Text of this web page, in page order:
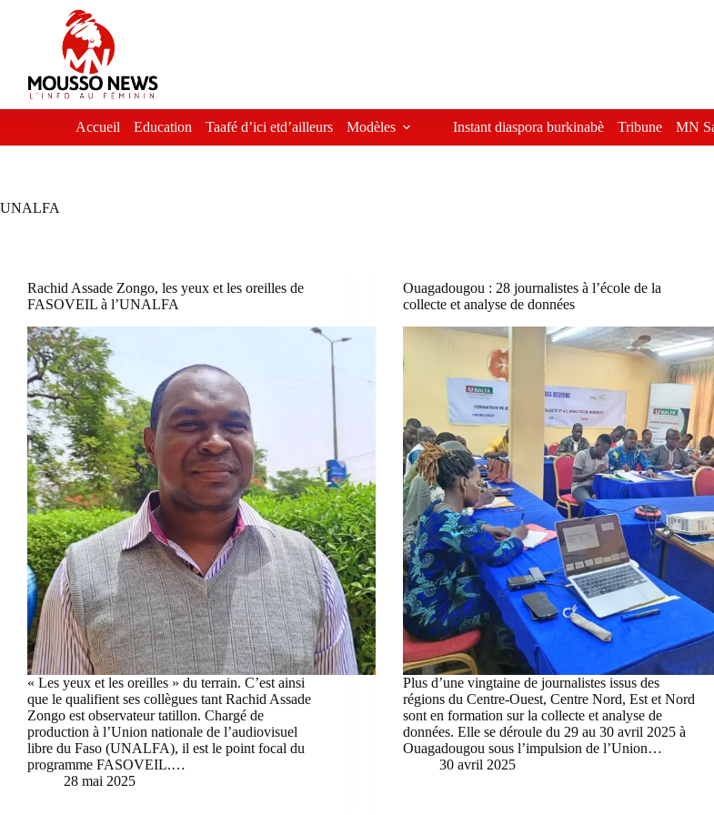
Accueil Education Taafé d’ici etd’ailleurs Modèles Instant diaspora burkinabè Tribune MN
UNALFA
Rachid Assade Zongo, les yeux et les oreilles de
FASOVEIL à l’UNALFA
« Les yeux et les oreilles » du terrain. C’est ainsi
que le qualifient ses collègues tant Rachid Assade
Zongo est observateur tatillon. Chargé de
production à l’Union nationale de l’audiovisuel
libre du Faso (UNALFA), il est le point focal du
programme FASOVEIL.…
28 mai 2025
Ouagadougou : 28 journalistes à l’école de la
collecte et analyse de données
Plus d’une vingtaine de journalistes issus des
régions du Centre-Ouest, Centre Nord, Est et Nord
sont en formation sur la collecte et analyse de
données. Elle se déroule du 29 au 30 avril 2025 à
Ouagadougou sous l’impulsion de l’Union…
30 avril 2025